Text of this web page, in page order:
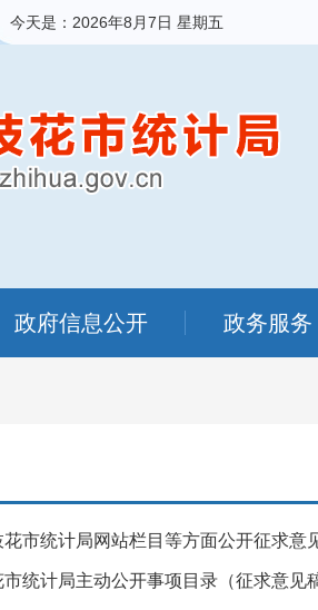
今天是： 2026年8月7日 星期五
政府信息公开 政务服务
市统计局网站栏目等方面公开征求意
统计局主动公开事项目录（征求意见